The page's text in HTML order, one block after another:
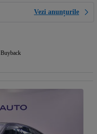
Vezi anunțurile
Buyback